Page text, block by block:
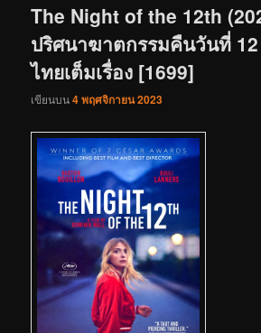
The Night of the 12th
ปริศนาฆาตกรรมคืนวันที่
ไทยเต็มเรื่อง [1699]
เขียนบน4 พฤศจิกายน 2023